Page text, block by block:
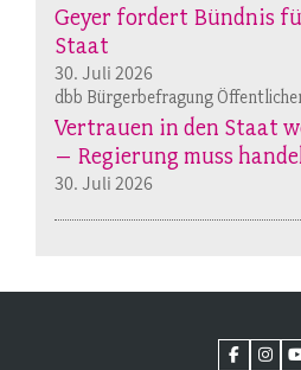
Geyer fordert Bündnis
Staat
30. Juli 2026
dbb Bürgerbefragung
Vertrauen in den Staat
– Regierung muss
30. Juli 2026